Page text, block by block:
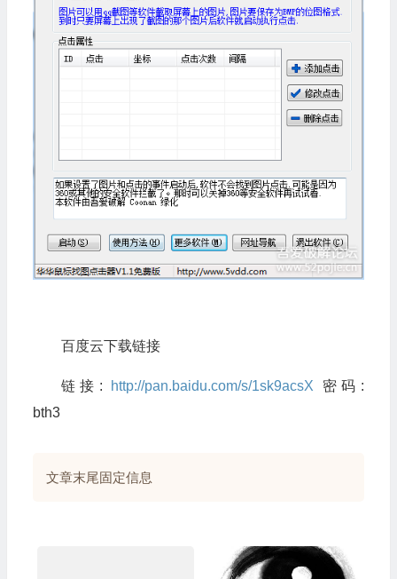
百度云下载链接
链接: http://pan.baidu.com/s/1sk9acsX 密码:
bth3
文章末尾固定信息